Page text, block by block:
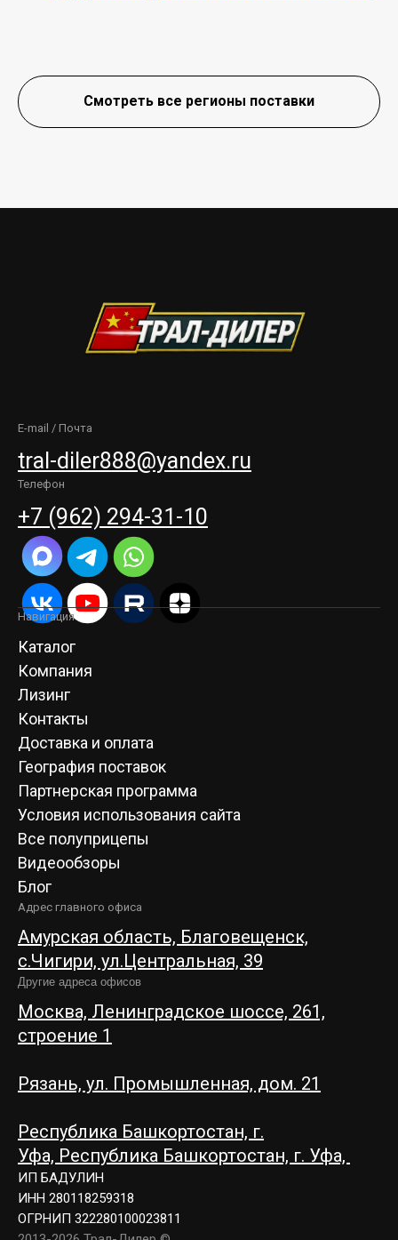
Смотреть все регионы поставки
E-mail / Почта
tral-diler888@yandex.ru
Телефон
+7 (962) 294-31-10
Навигация
Каталог
Компания
Лизинг
Контакты
Доставка и оплата
География поставок
Партнерская программа
Условия использования сайта
Все полуприцепы
Видеообзоры
Блог
Адрес главного офиса
Амурская область, Благовещенск,
c.Чигири, ул.Центральная, 39
Другие адреса офисов
Москва, Ленинградское шоссе, 261,
строение 1
Рязань, ул. Промышленная, дом. 21
Республика Башкортостан, г.
Уфа, Республика Башкортостан, г. Уфа,
ИП БАДУЛИН
ИНН 280118259318
ОГРНИП 322280100023811